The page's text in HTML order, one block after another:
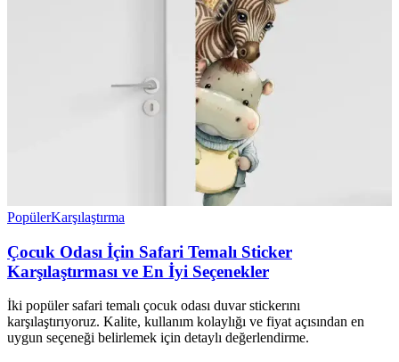
PopülerKarşılaştırma
Çocuk Odası İçin Safari Temalı Sticker
Karşılaştırması ve En İyi Seçenekler
İki popüler safari temalı çocuk odası duvar stickerını
karşılaştırıyoruz. Kalite, kullanım kolaylığı ve fiyat açısından en
uygun seçeneği belirlemek için detaylı değerlendirme.